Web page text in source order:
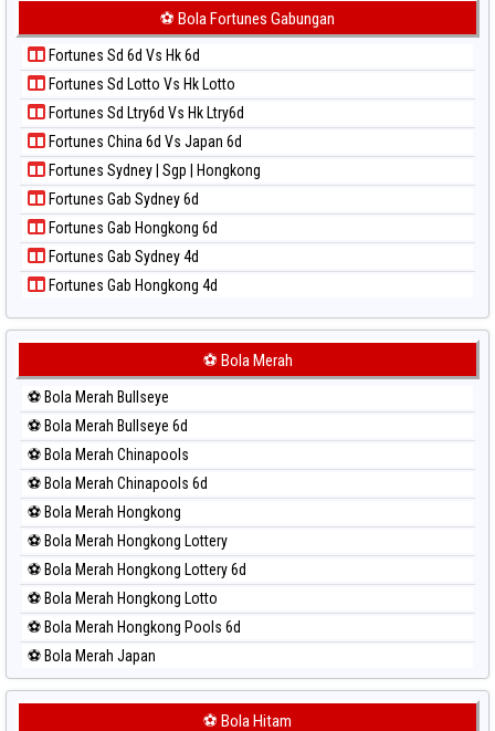
Paito Warna Sydney Lotto
Paito Warna Sydney Pools 6d
Paito Warna Taipei
Paito Warna Taiwan
Paito Harian Korea
Paito Harian Kuda Lari
Paito Harian Magnum Cambodia
Paito Harian Nagoya
Paito Harian New York Midday
Paito Harian North Carolina Day
Paito Harian Pcso
Paito Harian Pennsylvania Day
Paito Harian Sao Paulo
Paito Harian Singapore
Paito Harian Sydney
Paito Harian Sydney Lottery
Paito Harian Sydney Lottery 6d
Paito Harian Sydney Lotto
Paito Harian Sydney Pools 6d
Paito Harian Taipei
Paito Harian Taiwan
⚽ Bola Fortunes Gabungan
Fortunes Sd 6d Vs Hk 6d
Fortunes Sd Lotto Vs Hk Lotto
Fortunes Sd Ltry6d Vs Hk Ltry6d
Fortunes China 6d Vs Japan 6d
Fortunes Sydney | Sgp | Hongkong
Fortunes Gab Sydney 6d
Fortunes Gab Hongkong 6d
Fortunes Gab Sydney 4d
Fortunes Gab Hongkong 4d
⚽ Bola Merah
⚽ Bola Merah Bullseye
⚽ Bola Merah Bullseye 6d
⚽ Bola Merah Chinapools
⚽ Bola Merah Chinapools 6d
⚽ Bola Merah Hongkong
⚽ Bola Merah Hongkong Lottery
⚽ Bola Merah Hongkong Lottery 6d
⚽ Bola Merah Hongkong Lotto
⚽ Bola Merah Hongkong Pools 6d
⚽ Bola Merah Japan
⚽ Bola Merah Japan 6d
⚽ Bola Hitam